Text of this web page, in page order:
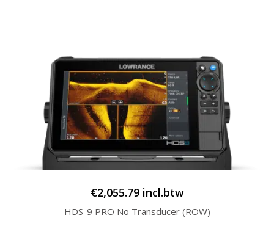
€2,055.79 incl.btw
HDS-9 PRO No Transducer (ROW)